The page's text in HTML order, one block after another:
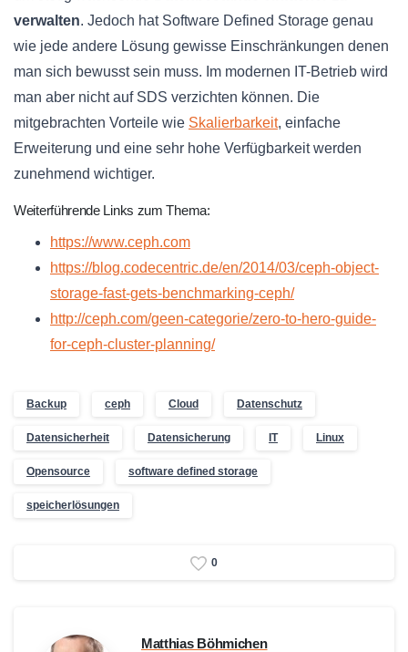
verwalten. Jedoch hat Software Defined Storage genau
wie jede andere Lösung gewisse Einschränkungen denen
man sich bewusst sein muss. Im modernen IT-Betrieb wird
man aber nicht auf SDS verzichten können. Die
mitgebrachten Vorteile wie Skalierbarkeit, einfache
Erweiterung und eine sehr hohe Verfügbarkeit werden
zunehmend wichtiger.
Weiterführende Links zum Thema:
https://www.ceph.com
https://blog.codecentric.de/en/2014/03/ceph-object-
storage-fast-gets-benchmarking-ceph/
http://ceph.com/geen-categorie/zero-to-hero-guide-
for-ceph-cluster-planning/
Backup ceph Cloud Datenschutz
Datensicherheit Datensicherung IT Linux
Opensource software defined storage
speicherlösungen
0
Matthias Böhmichen